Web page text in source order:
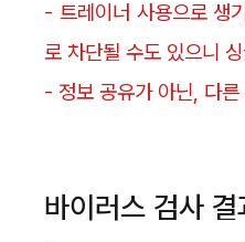
- 트레이너 사용으로 생
로 차단될 수도 있으니
- 정보 공유가 아닌, 다
바이러스 검사 결